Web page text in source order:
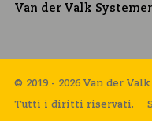
Van der Valk
© 2019 - 2026 Van der
Tutti i diritti riservati.